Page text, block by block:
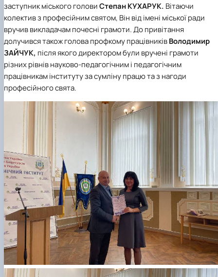
заступник міського головиСтепан КУХАРУК. Вітаючи
колектив з професійним святом, Він від імені міської ради
вручив викладачам почесні грамоти. До привітання
долучився також голова профкому працівниківВолодимир
ЗАЙЧУК, після якого директором були вручені грамоти
різних рівнів науково-педагогічним і педагогічним
працівникам інституту за сумліну працю та з нагоди
професійного свята.